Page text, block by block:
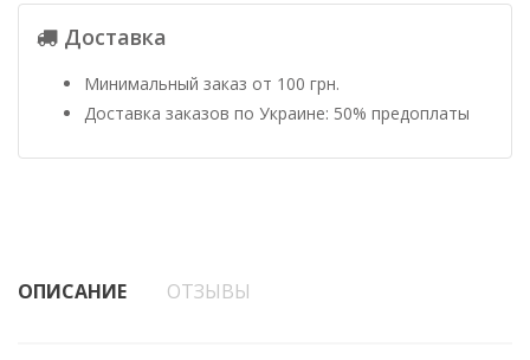
Доставка
Минимальный заказ от 100 грн.
Доставка заказов по Украине: 50% предоплаты
ОПИСАНИЕ ОТЗЫВЫ